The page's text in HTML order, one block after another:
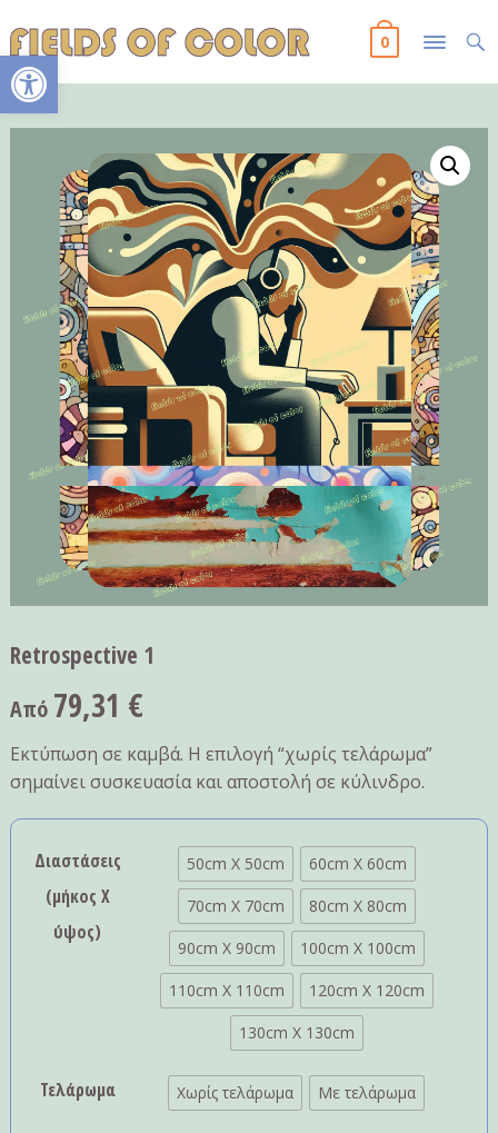
Ανοίξτε τη γραμμή εργαλείων 0
Retrospective 1
Από 79,31 €
Εκτύπωση σε καμβά. Η επιλογή “χωρίς τελάρωμα”
σημαίνει συσκευασία και αποστολή σε κύλινδρο.
Διαστάσεις
(μήκος Χ
ύψος)
50cm X 50cm
60cm X 60cm
70cm X 70cm
80cm X 80cm
90cm X 90cm
100cm X 100cm
110cm X 110cm
120cm X 120cm
130cm X 130cm
Τελάρωμα Χωρίς τελάρωμα Με τελάρωμα